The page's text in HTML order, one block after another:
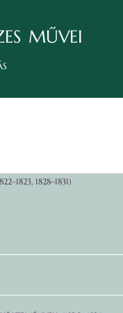
művei
1828–1831)